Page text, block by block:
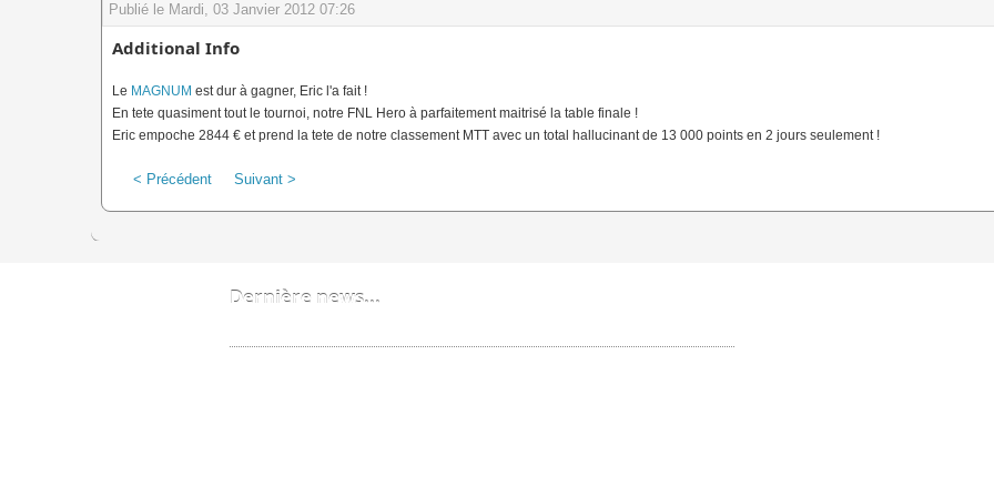
Publié le Mardi, 03 Janvier 2012 07:26
Additional Info
Le MAGNUM est dur à gagner, Eric l'a fait !
En tete quasiment tout le tournoi, notre FNL Hero à parfaitement maitrisé la table finale !
Eric empoche 2844 € et prend la tete de notre classement MTT avec un total hallucinant de 13 000 points en 2 jours seulement !
< Précédent Suivant >
Dernière news...